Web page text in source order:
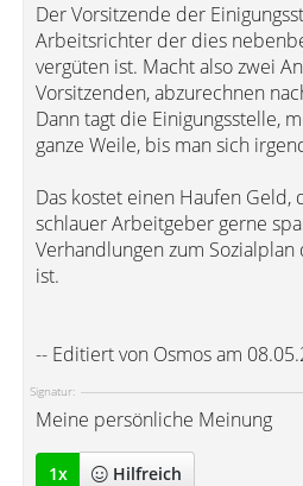
Der Vorsitzende der
Arbeitsrichter der dies
vergüten ist. Macht also zwei
Vorsitzenden, abzurechnen
Dann tagt die Einigungsstelle,
ganze Weile, bis man sich
Das kostet einen Haufen
schlauer Arbeitgeber gerne
Verhandlungen zum Sozialplan
ist.
-- Editiert von Osmos am
Signatur:
Meine persönliche Meinung
1x Hilfreich